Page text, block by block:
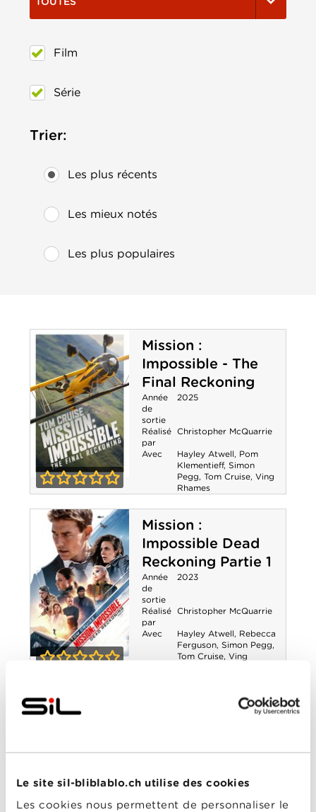
Le site sil-bliblablo.ch utilise des cookies
Les cookies nous permettent de personnaliser le
Film
Série
Trier:
Les plus récents
Les mieux notés
Les plus populaires
Mission :
Impossible - The
Final Reckoning
Mission :
Impossible - The
Final Reckoning
Année
de
sortie
2025
Réalisé
par
Christopher McQuarrie
Avec Hayley Atwell, Pom
Klementieff, Simon
Pegg, Tom Cruise, Ving
Rhames
Mission :
Impossible Dead
Reckoning Partie 1
Reckoning
Année
de
sortie
2023
Réalisé
par
Christopher McQuarrie
Avec Hayley Atwell, Rebecca
Ferguson, Simon Pegg,
Tom Cruise, Ving
The Undeclared
de
par
Segal ,Hannah Khalique-